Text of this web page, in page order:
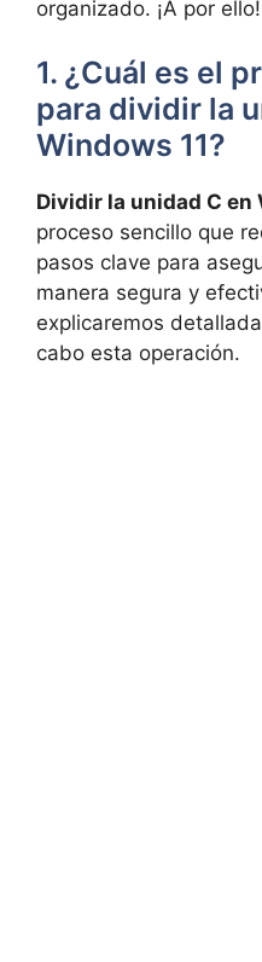
organizado. ¡A por ello!
1. ¿Cuál es el
para dividir la
Windows 11?
Dividir la unidad C en
proceso sencillo que
pasos clave para
manera segura y
explicaremos
cabo esta operación.